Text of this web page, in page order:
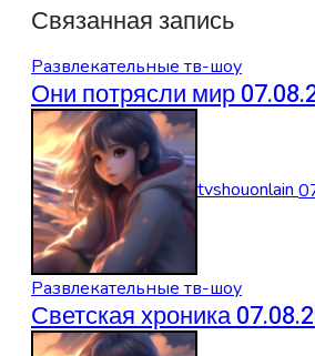
Связанная запись
Развлекательные тв-шоу
Они потрясли мир
tvshouonlain
Развлекательные тв-шоу
Светская хроника